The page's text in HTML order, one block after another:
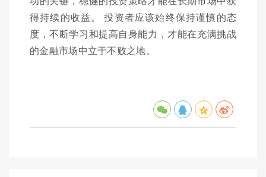
得持续的收益。 投资者应该始终保持谨慎的态
度，不断学习和提高自身能力，才能在充满挑战
的金融市场中立于不败之地。